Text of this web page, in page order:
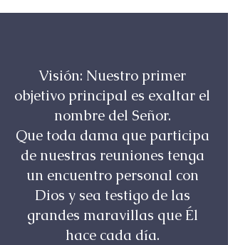
Visión: Nuestro primer
objetivo principal es exaltar el
nombre del Señor.
Que toda dama que participa
de nuestras reuniones tenga
un encuentro personal con
Dios y sea testigo de las
grandes maravillas que Él
hace cada día.